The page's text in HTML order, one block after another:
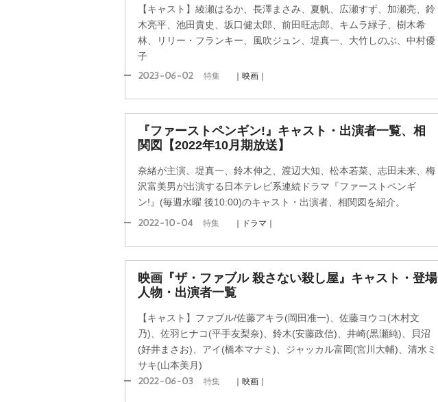
【キャスト】綾瀬はるか、長澤まさみ、夏帆、広瀬すず、加瀬亮、鈴
木亮平、池田貴史、坂口健太郎、前田旺志郎、キムラ緑子、樹木希
林、リリー・フランキー、風吹ジュン、堤真一、大竹しのぶ、中村優
子
2023-06-02 特集 ｜映画｜
『ファーストペンギン!』キャスト・出演者一覧、相
関図【2022年10月期放送】
奈緒が主演、堤真一、鈴木伸之、渡辺大知、松本若菜、志田未来、梅
沢富美男が出演する日本テレビ系連続ドラマ『ファーストペンギ
ン!』(毎週水曜 後10:00)のキャスト・出演者、相関図を紹介。
2022-10-04 特集 ｜ドラマ｜
映画『ザ・ファブル 殺さない殺し屋』キャスト・登場
人物・出演者一覧
【キャスト】ファブル/佐藤アキラ(岡田准一)、佐藤ヨウコ(木村文
乃)、佐羽ヒナコ(平手友梨奈)、鈴木(安藤政信)、井崎(黒瀬純)、貝沼
(好井まさお)、アイ(橋本マナミ)、ジャッカル富岡(宮川大輔)、清水ミ
サキ(山本美月)
2022-06-03 特集 ｜映画｜